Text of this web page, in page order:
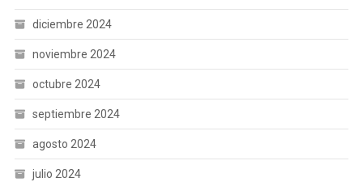
diciembre 2024
noviembre 2024
octubre 2024
septiembre 2024
agosto 2024
julio 2024